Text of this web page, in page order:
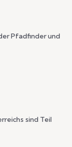
Pfadfinder und
sind Teil